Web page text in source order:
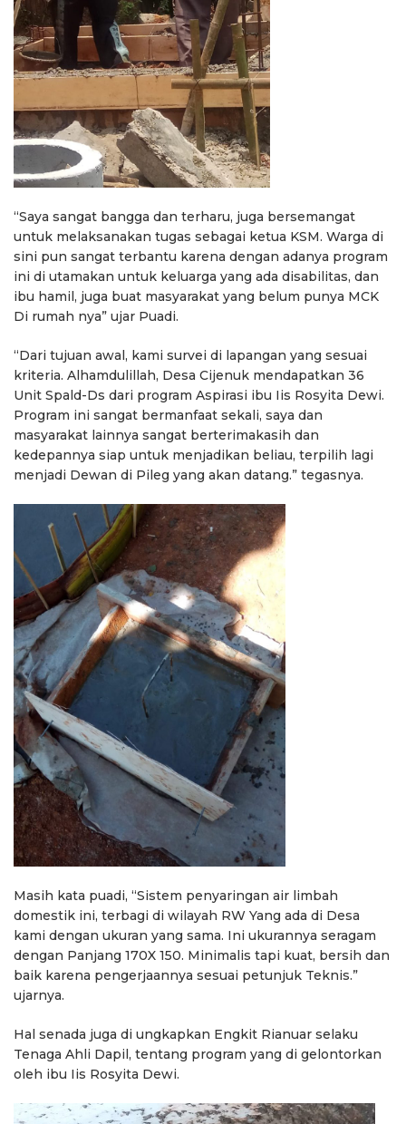
“Saya sangat bangga dan terharu, juga bersemangat
untuk melaksanakan tugas sebagai ketua KSM. Warga di
sini pun sangat terbantu karena dengan adanya program
ini di utamakan untuk keluarga yang ada disabilitas, dan
ibu hamil, juga buat masyarakat yang belum punya MCK
Di rumah nya” ujar Puadi.
“Dari tujuan awal, kami survei di lapangan yang sesuai
kriteria. Alhamdulillah, Desa Cijenuk mendapatkan 36
Unit Spald-Ds dari program Aspirasi ibu Iis Rosyita Dewi.
Program ini sangat bermanfaat sekali, saya dan
masyarakat lainnya sangat berterimakasih dan
kedepannya siap untuk menjadikan beliau, terpilih lagi
menjadi Dewan di Pileg yang akan datang.” tegasnya.
Masih kata puadi, “Sistem penyaringan air limbah
domestik ini, terbagi di wilayah RW Yang ada di Desa
kami dengan ukuran yang sama. Ini ukurannya seragam
dengan Panjang 170X 150. Minimalis tapi kuat, bersih dan
baik karena pengerjaannya sesuai petunjuk Teknis.”
ujarnya.
Hal senada juga di ungkapkan Engkit Rianuar selaku
Tenaga Ahli Dapil, tentang program yang di gelontorkan
oleh ibu Iis Rosyita Dewi.